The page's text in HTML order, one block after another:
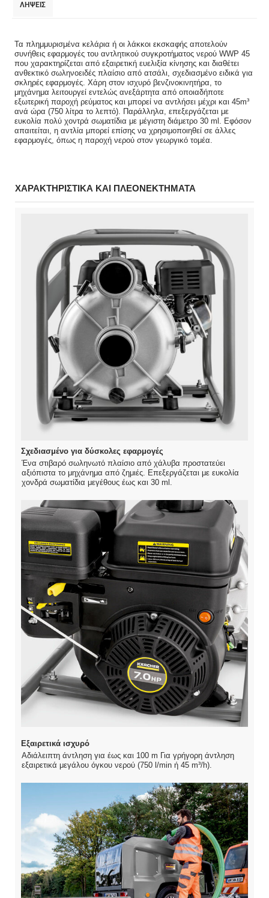
ΛΗΨΕΙΣ
Τα πλημμυρισμένα κελάρια ή οι λάκκοι εκσκαφής αποτελούν
συνήθεις εφαρμογές του αντλητικού συγκροτήματος νερού WWP 45
που χαρακτηρίζεται από εξαιρετική ευελιξία κίνησης και διαθέτει
ανθεκτικό σωληνοειδές πλαίσιο από ατσάλι, σχεδιασμένο ειδικά για
σκληρές εφαρμογές. Χάρη στον ισχυρό βενζινοκινητήρα, το
μηχάνημα λειτουργεί εντελώς ανεξάρτητα από οποιαδήποτε
εξωτερική παροχή ρεύματος και μπορεί να αντλήσει μέχρι και 45m³
ανά ώρα (750 λίτρα το λεπτό). Παράλληλα, επεξεργάζεται με
ευκολία πολύ χοντρά σωματίδια με μέγιστη διάμετρο 30 ml. Εφόσον
απαιτείται, η αντλία μπορεί επίσης να χρησιμοποιηθεί σε άλλες
εφαρμογές, όπως η παροχή νερού στον γεωργικό τομέα.
ΧΑΡΑΚΤΗΡΙΣΤΙΚΑ ΚΑΙ ΠΛΕΟΝΕΚΤΗΜΑΤΑ
Σχεδιασμένο για δύσκολες εφαρμογές
Ένα στιβαρό σωληνωτό πλαίσιο από χάλυβα προστατεύει
αξιόπιστα το μηχάνημα από ζημιές. Επεξεργάζεται με ευκολία
χονδρά σωματίδια μεγέθους έως και 30 ml.
Εξαιρετικά ισχυρό
Αδιάλειπτη άντληση για έως και 100 m Για γρήγορη άντληση
εξαιρετικά μεγάλου όγκου νερού (750 l/min ή 45 m³/h).